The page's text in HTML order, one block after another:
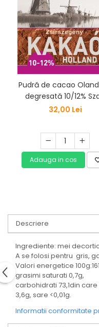
Pudră de cacao
degresată 10/12%
Reform 200g
32,00 Lei
Adauga in cos
Descriere
Ingrediente: mei
A se folosi pentru gris,
Valori energetice
grasimi saturati 0,7g,
carbohidrati 73,1din care
3,6g, sare <0,01g.
Informatii conformitate